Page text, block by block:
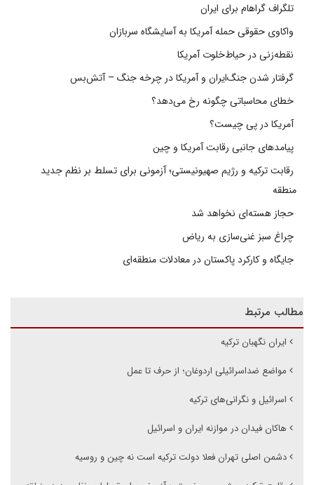
تلگراف گراهام برای ایران
واکاوی حقوقی حمله آمریکا به آسایشگاه سربازان
نقطه‌زنی در حیاط‌خلوت آمریکا
گرفتار شدن جنگ‌ایران و آمریکا در چرخه جنگ – آتش‌بس
خطای محاسباتی چگونه رخ می‌دهد؟
آمریکا در پی چیست؟
پیامدهای جانبی رقابت آمریکا و چین
رقابت ترکیه و رژیم صهیونیستی؛ آزمونی برای تسلط بر نظم جدید
منطقه
حجاز هسته‌ای نخواهد شد
چراغ سبز غنی‌سازی به ریاض
جایگاه و کارکرد پاکستان در معادلات منطقه‌ای
مطالب مرتبط
ایران نگهبان ترکیه
مواضع ضداسرائیلی اردوغان؛ از حرف تا عمل
اسرائیل و نگرانی‌های ترکیه
هاکان فیدان در موازنه ایران و اسرائیل
دشمن اصلی تهران فعلا دولت ترکیه است نه چین و روسیه